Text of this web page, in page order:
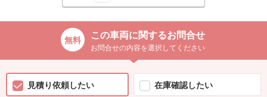
この車両に関するお問合せ
お問合せの内容を選択してください
見積り依頼したい 在庫確認したい